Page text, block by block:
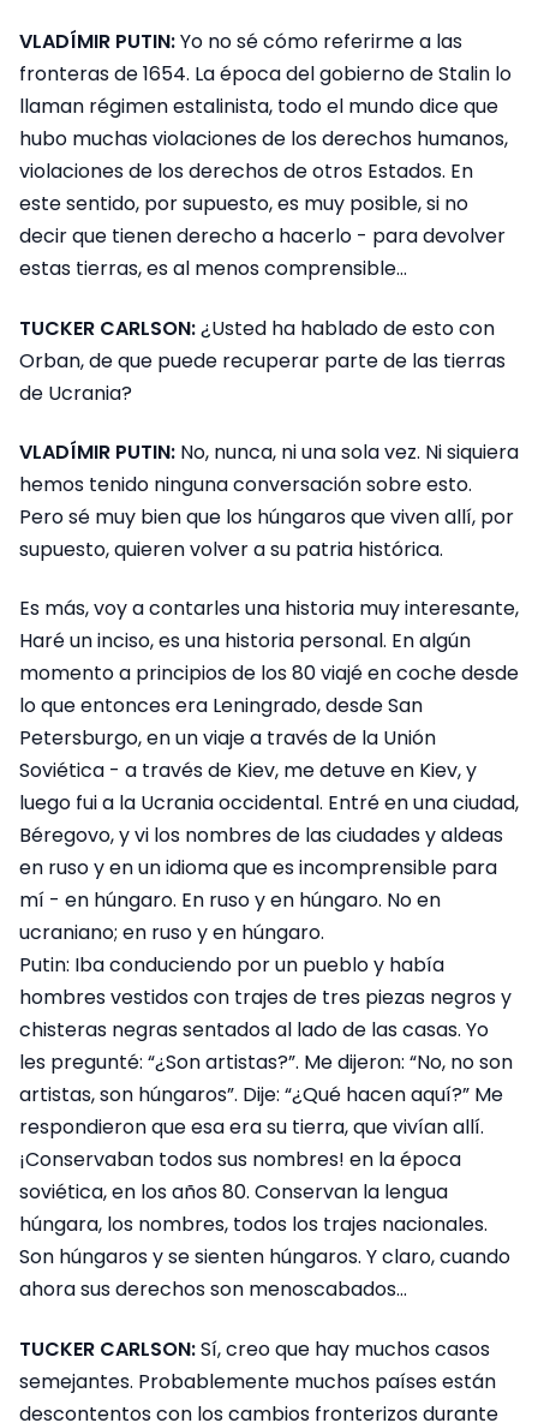
VLADÍMIR PUTIN:Yo no sé cómo referirme a las
fronteras de 1654. La época del gobierno de Stalin lo
llaman régimen estalinista, todo el mundo dice que
hubo muchas violaciones de los derechos humanos,
violaciones de los derechos de otros Estados. En
este sentido, por supuesto, es muy posible, si no
decir que tienen derecho a hacerlo - para devolver
estas tierras, es al menos comprensible…
TUCKER CARLSON:¿Usted ha hablado de esto con
Orban, de que puede recuperar parte de las tierras
de Ucrania?
VLADÍMIR PUTIN: No, nunca, ni una sola vez. Ni siquiera
hemos tenido ninguna conversación sobre esto.
Pero sé muy bien que los húngaros que viven allí, por
supuesto, quieren volver a su patria histórica.
Es más, voy a contarles una historia muy interesante,
Haré un inciso, es una historia personal. En algún
momento a principios de los 80 viajé en coche desde
lo que entonces era Leningrado, desde San
Petersburgo, en un viaje a través de la Unión
Soviética - a través de Kiev, me detuve en Kiev, y
luego fui a la Ucrania occidental. Entré en una ciudad,
Béregovo, y vi los nombres de las ciudades y aldeas
en ruso y en un idioma que es incomprensible para
mí - en húngaro. En ruso y en húngaro. No en
ucraniano; en ruso y en húngaro.
Putin: Iba conduciendo por un pueblo y había
hombres vestidos con trajes de tres piezas negros y
chisteras negras sentados al lado de las casas. Yo
les pregunté: “¿Son artistas?”. Me dijeron: “No, no son
artistas, son húngaros”. Dije: “¿Qué hacen aquí?” Me
respondieron que esa era su tierra, que vivían allí.
¡Conservaban todos sus nombres! en la época
soviética, en los años 80. Conservan la lengua
húngara, los nombres, todos los trajes nacionales.
Son húngaros y se sienten húngaros. Y claro, cuando
ahora sus derechos son menoscabados…
TUCKER CARLSON:Sí, creo que hay muchos casos
semejantes. Probablemente muchos países están
descontentos con los cambios fronterizos durante